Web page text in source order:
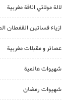
لالة مولاتي اناقة مغربية
ازياء فساتين القفطان
عصائر و مقبلات مغربية
شهيوات عالمية
شهيوات رمضان